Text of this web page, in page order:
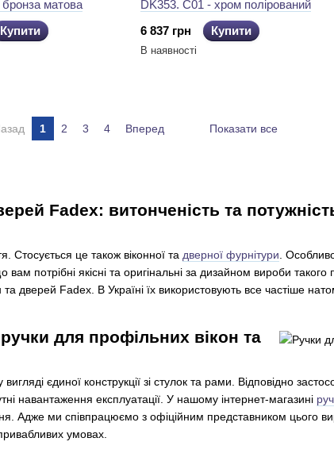
Fadex: витонченість та
Стосується це також віконної та дверної фурнітури .
потрібні якісні та оригінальні за дизайном вироби
дверей Fadex. В Україні їх використовують все частіше
для профільних вікон та
єдиної конструкції зі стулок та рами. Відповідно
навантаження експлуатації. У нашому інтернет-магазині
Адже ми співпрацюємо з офіційним представником цього
умовах.
матова
Купити
DK353. C01 - хром полірований
6 837 грн
Купити
В наявності
1 2 3 4 Вперед Показати все